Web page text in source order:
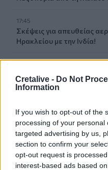
Cretalive - Do Not
Information
If you wish to opt-out of the
processing of your
targeted advertising by us,
section to confirm your
opt-out request is
interest-based ads based
17:45
Σκέψεις για απευθείας
Ηρακλείου με την Ινδία!
Η Τεχνητή Νοημοσύνη
17:16
Χάντερ Μπάιντεν:
του, Τζο Μπάιντεν, έχει